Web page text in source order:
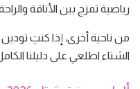
رياضية تمزج بين الأناقة
من ناحية أخرى، إذا كنتِ
الشتاء اطلعي على دليلنا